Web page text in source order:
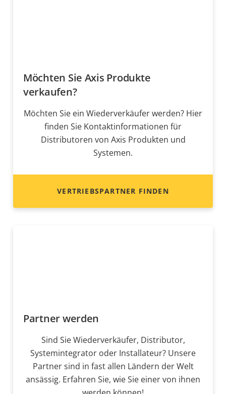
Möchten Sie Axis Produkte
verkaufen?
Möchten Sie ein Wiederverkäufer werden? Hier
finden Sie Kontaktinformationen für
Distributoren von Axis Produkten und
Systemen.
VERTRIEBSPARTNER FINDEN
Partner werden
Sind Sie Wiederverkäufer, Distributor,
Systemintegrator oder Installateur? Unsere
Partner sind in fast allen Ländern der Welt
ansässig. Erfahren Sie, wie Sie einer von ihnen